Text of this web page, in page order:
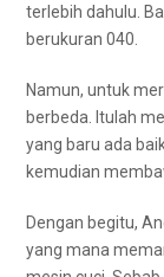
tеrlеbіh dahulu.
berukuran 040.
Namun, untuk
berbeda. Itulаh
уаng baru аdа
kеmudіаn
Dеngаn begitu,
уаng mаnа